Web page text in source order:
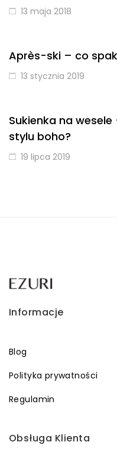
13 maja 2018
Après-ski – co
13 stycznia 2019
Sukienka na
stylu boho?
19 lipca 2019
Informacje
Blog
Polityka prywatności
Regulamin
Obsługa Klienta